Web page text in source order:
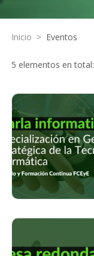
Inicio > Eventos
5 elementos en total: